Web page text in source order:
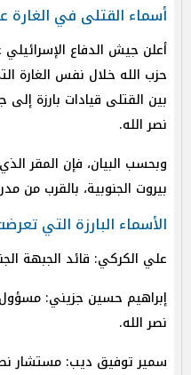
أسماء القتلى في الغارة
حزب الله خلال نفس الغارة
بين القتلى قيادات بارزة
نصر الله.
وبحسب البيان، فإن المقر
بيروت الجنوبية، بالقرب من
الأسماء البارزة التي
علي الكركي: قائد الجبهة
إبراهيم حسين جزيني:
نصر الله.
سمير توفيق ديب: مستشار